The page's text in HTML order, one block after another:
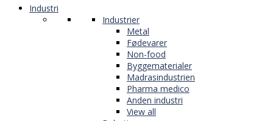
Industri
Industrier
Metal
Fødevarer
Non-food
Byggematerialer
Madrasindustrien
Pharma medico
Anden industri
View all